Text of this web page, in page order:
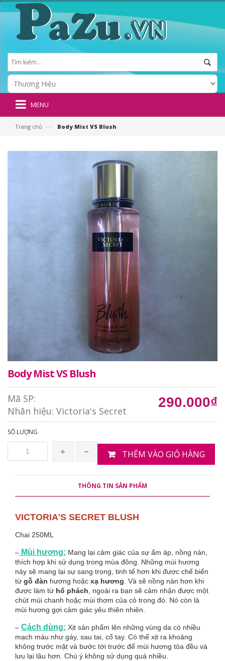
MENU
Trang chủ —› Body Mist VS Blush
Body Mist VS Blush
Mã SP:
Nhãn hiệu: Victoria's Secret
290.000₫
SỐ LƯỢNG
THÊM VÀO GIỎ HÀNG
THÔNG TIN SẢN PHẨM
VICTORIA'S SECRET BLUSH
Chai 250ML
– Mùi hương: Mang lại cảm giác của sự ấm áp, nồng nàn,
thích hợp khi sử dụng trong mùa đông. Những mùi hương
này sẽ mang lại sự sang trọng, tinh tế hơn khi được chế biến
từ gỗ đàn hương hoặc xạ hương . Và sẽ nồng nàn hơn khi
được làm từ hổ phách , ngoài ra bạn sẽ cảm nhận được một
chút mùi chanh hoặc mùi thơm của cỏ trong đó. Nó còn là
mùi hương gợi cảm giác yêu thiên nhiên.
– Cách dùng: Xịt sản phẩm lên những vùng da có nhiều
mạch máu như gáy, sau tai, cổ tay. Có thể xịt ra khoảng
không trước mặt và bước tới trước để mùi hương tỏa đều và
lưu lại lâu hơn. Chú ý không sử dụng quá nhiều.